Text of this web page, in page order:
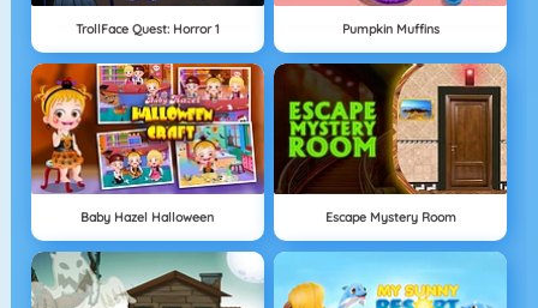
TrollFace Quest: Horror 1 Pumpkin Muffins
Baby Hazel Halloween Escape Mystery Room